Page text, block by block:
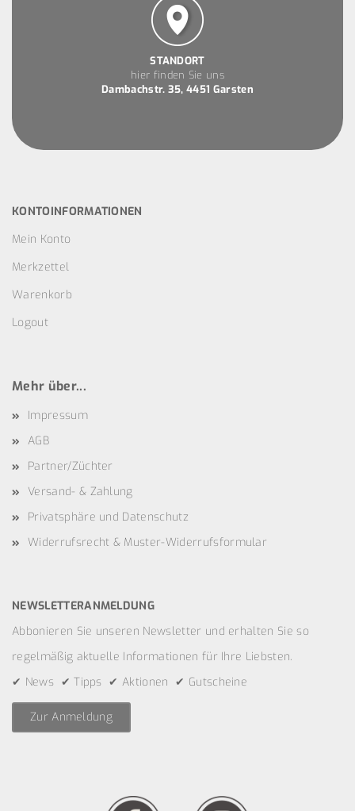
STANDORT
hier finden Sie uns
Dambachstr. 35, 4451 Garsten
KONTOINFORMATIONEN
Mein Konto
Merkzettel
Warenkorb
Logout
Mehr über...
Impressum
AGB
Partner/Züchter
Versand- & Zahlung
Privatsphäre und Datenschutz
Widerrufsrecht & Muster-Widerrufsformular
NEWSLETTERANMELDUNG
Abbonieren Sie unseren Newsletter und erhalten Sie so
regelmäßig aktuelle Informationen für Ihre Liebsten.
✔ News ✔ Tipps ✔ Aktionen ✔ Gutscheine
Zur Anmeldung